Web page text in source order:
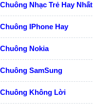
Nhạc Trẻ Hay Nhất
IPhone Hay
Nokia
SamSung
Không Lời